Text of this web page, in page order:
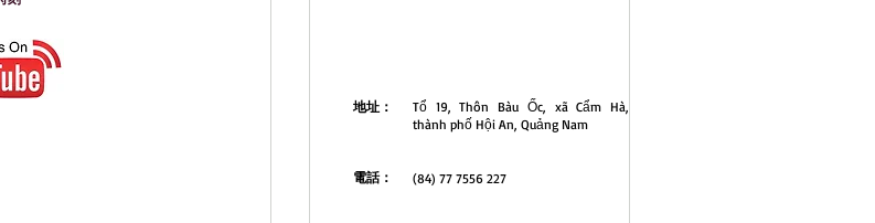
地址：
Tổ 19, Thôn Bàu Ốc, xã Cẩm Hà,
thành phố Hội An, Quảng Nam
電話： (84) 77 7556 227